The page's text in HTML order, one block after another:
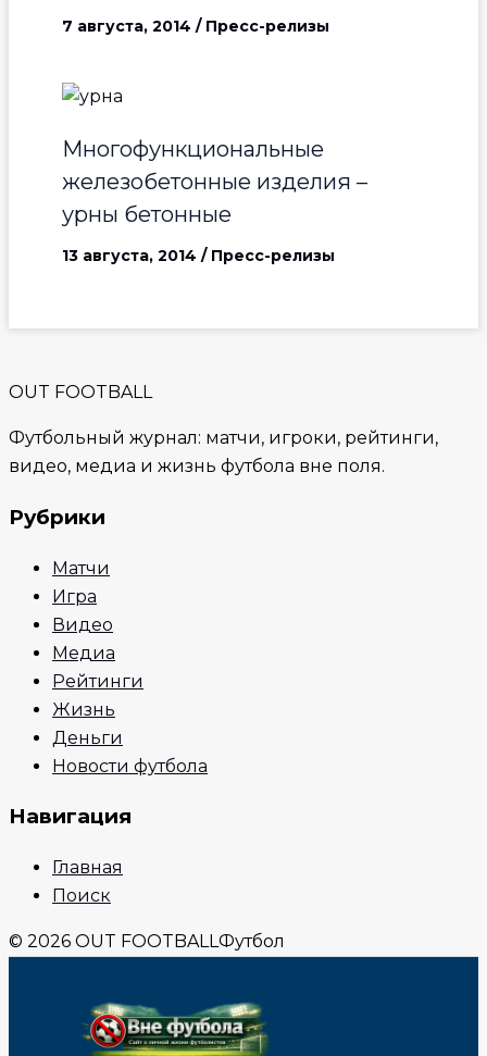
7 августа, 2014 / Пресс-релизы
Многофункциональные
железобетонные изделия –
урны бетонные
13 августа, 2014 / Пресс-релизы
OUT FOOTBALL
Футбольный журнал: матчи, игроки, рейтинги,
видео, медиа и жизнь футбола вне поля.
Рубрики
Матчи
Игра
Видео
Медиа
Рейтинги
Жизнь
Деньги
Новости футбола
Навигация
Главная
Поиск
© 2026 OUT FOOTBALLФутбол